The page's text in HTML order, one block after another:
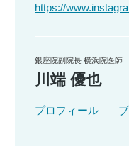
https://
銀座院副院長 横浜院医師
川端 優也
プロフィール